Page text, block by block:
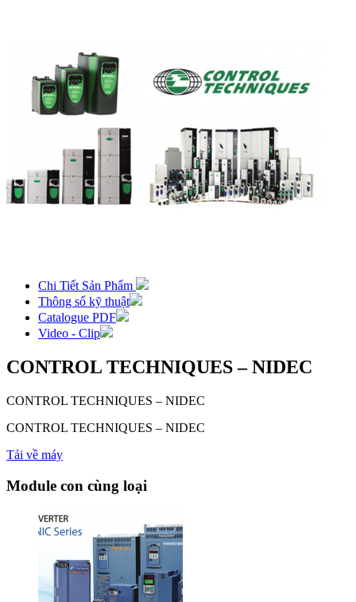
Chi Tiết Sản Phẩm
Thông số kỹ thuật
Catalogue PDF
Video - Clip
CONTROL TECHNIQUES – NIDEC
CONTROL TECHNIQUES – NIDEC
CONTROL TECHNIQUES – NIDEC
Tải về máy
Module con cùng loại